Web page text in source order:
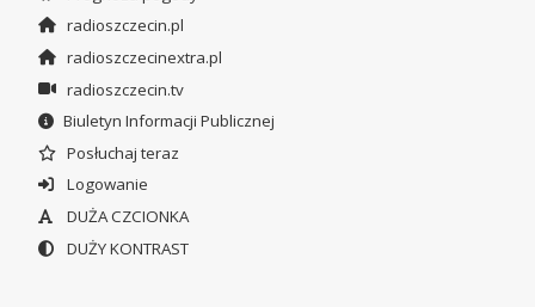
radioszczecin.pl
radioszczecinextra.pl
radioszczecin.tv
Biuletyn Informacji Publicznej
Posłuchaj teraz
Logowanie
DUŻA CZCIONKA
DUŻY KONTRAST